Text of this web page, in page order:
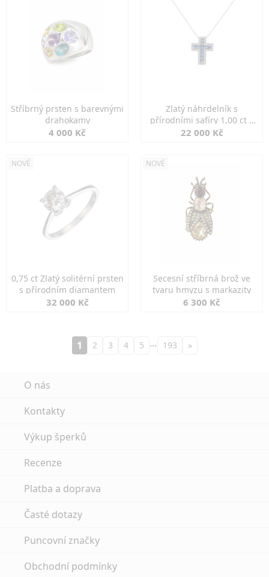
Stříbrný prsten s barevnými
drahokamy
4 000 Kč
Zlatý náhrdelník s
přírodními safíry 1,00 ct a
diamanty
22 000 Kč
NOVÉ
0,75 ct Zlatý solitérní prsten
s přírodním diamantem
32 000 Kč
NOVÉ
Secesní stříbrná brož ve
tvaru hmyzu s markazity
6 300 Kč
1 2 3 4 5 … 193 »
O nás
Kontakty
Výkup šperků
Recenze
Platba a doprava
Časté dotazy
Puncovní značky
Obchodní podmínky